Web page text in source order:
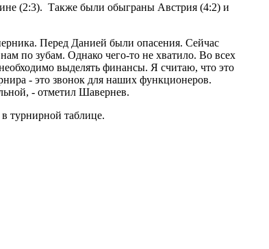
(2:3). Также были обыграны Австрия (4:2) и
Перед Данией были опасения. Сейчас
по зубам. Однако чего-то не хватило. Во всех
выделять финансы. Я считаю, что это
- это звонок для наших функционеров.
- отметил Шавернев.
турнирной таблице.